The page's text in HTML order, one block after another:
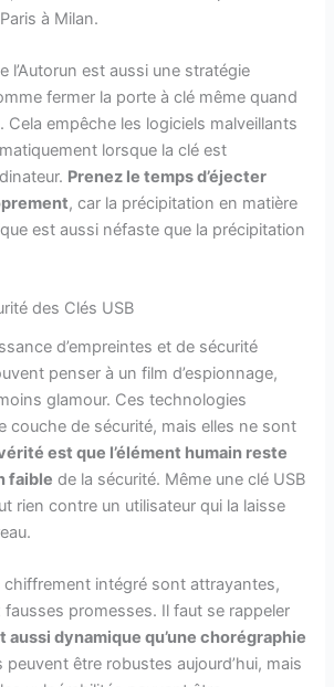
à Milan.
l’Autorun est aussi une stratégie
fermer la porte à clé même quand
Cela empêche les logiciels malveillants
lorsque la clé est
Prenez le temps d’éjecter
, car la précipitation en matière
est aussi néfaste que la précipitation
des Clés USB
d’empreintes et de sécurité
penser à un film d’espionnage,
glamour. Ces technologies
couche de sécurité, mais elles ne sont
est que l’élément humain reste
faible de la sécurité. Même une clé USB
rien contre un utilisateur qui la laisse
chiffrement intégré sont attrayantes,
promesses. Il faut se rappeler
aussi dynamique qu’une chorégraphie
peuvent être robustes aujourd’hui, mais